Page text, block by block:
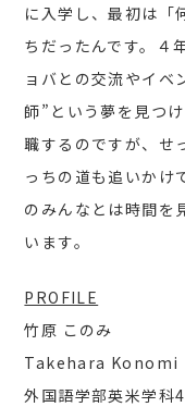
に入学し、最初は「
ちだったんです。４
ョバとの交流やイベ
師”という夢を見つ
職するのですが、せ
っちの道も追いかけ
のみんなとは時間を
います。
PROFILE
竹原 このみ
Takehara Konomi
外国語学部英米学科